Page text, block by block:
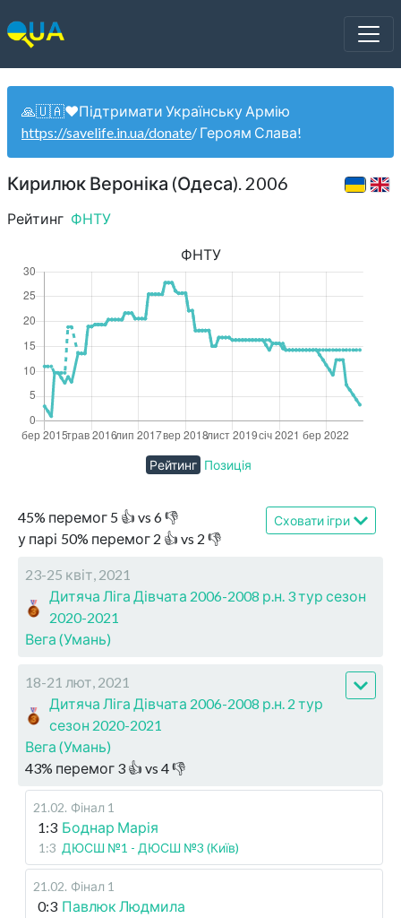
🙏🇺🇦❤️Підтримати Українську Армію
https://savelife.in.ua/donate/ Героям Слава!
Кирилюк Вероніка (Одеса). 2006
Рейтинг ФНТУ
45% перемог 5 👍 vs 6👎
у парі 50% перемог 2 👍 vs 2 👎
Сховати ігри
23-25 квіт, 2021
Дитяча Ліга Дівчата 2006-2008 р.н. 3 тур сезон
2020-2021
Вега (Умань)
18-21 лют, 2021
Дитяча Ліга Дівчата 2006-2008 р.н. 2 тур
сезон 2020-2021
Вега (Умань)
43% перемог 3 👍 vs 4👎
21.02. Фінал 1
1:3 Боднар Марія
1:3 ДЮСШ №1 - ДЮСШ №3 (Київ)
21.02. Фінал 1
0:3 Павлюк Людмила
ФНТУ
Рейтинг Позиція